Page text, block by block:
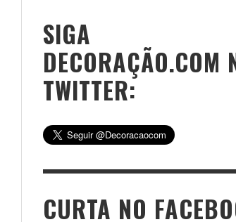
SIGA
DECORAÇÃO.COM
TWITTER:
CURTA NO